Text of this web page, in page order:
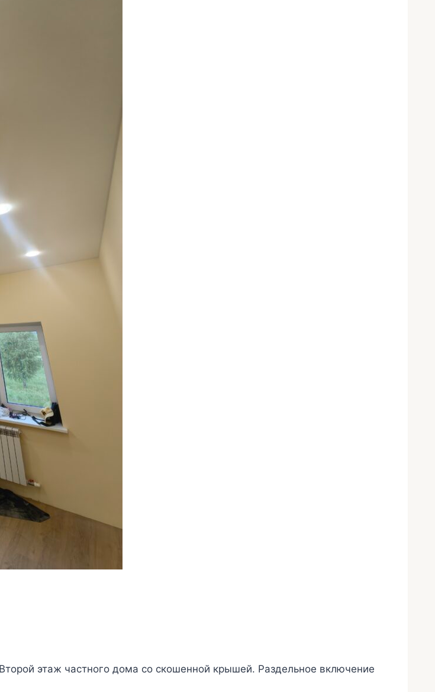
этаж частного дома со скошенной крышей. Раздельное включение